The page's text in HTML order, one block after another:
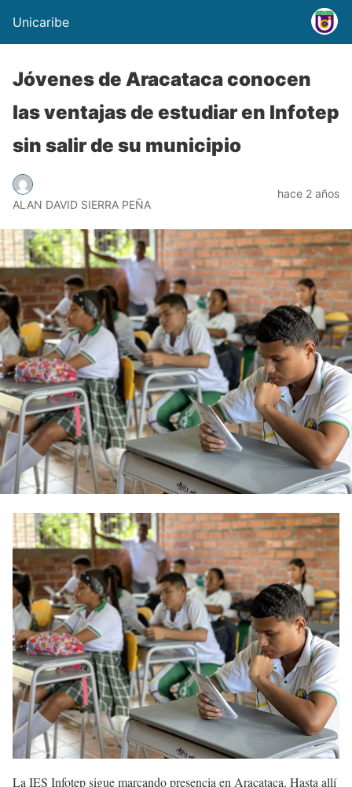
Unicaribe
Jóvenes de Aracataca conocen
las ventajas de estudiar en Infotep
sin salir de su municipio
ALAN DAVID SIERRA PEÑA
hace 2 años
La IES Infotep sigue marcando presencia en Aracataca. Hasta allí